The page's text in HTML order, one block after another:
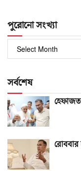
পুরোনো সংখ্যা
পুরোনো
সংখ্যা
সর্বশেষ
হেফাজত
রোববার